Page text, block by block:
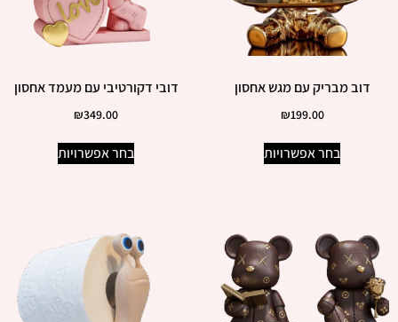
דוב מבריק עם מגש אחסון
₪199.00
בחר אפשרויות
דובי דקורטיבי עם מעמד אחסון
₪349.00
בחר אפשרויות